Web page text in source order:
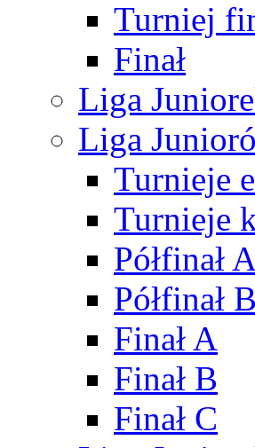
Turniej
Finał
Liga
Liga
Turnieje
Turnieje
Półfinał A
Półfinał B
Finał A
Finał B
Finał C